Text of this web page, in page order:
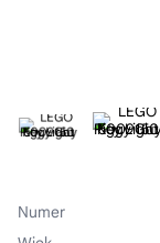
Numer